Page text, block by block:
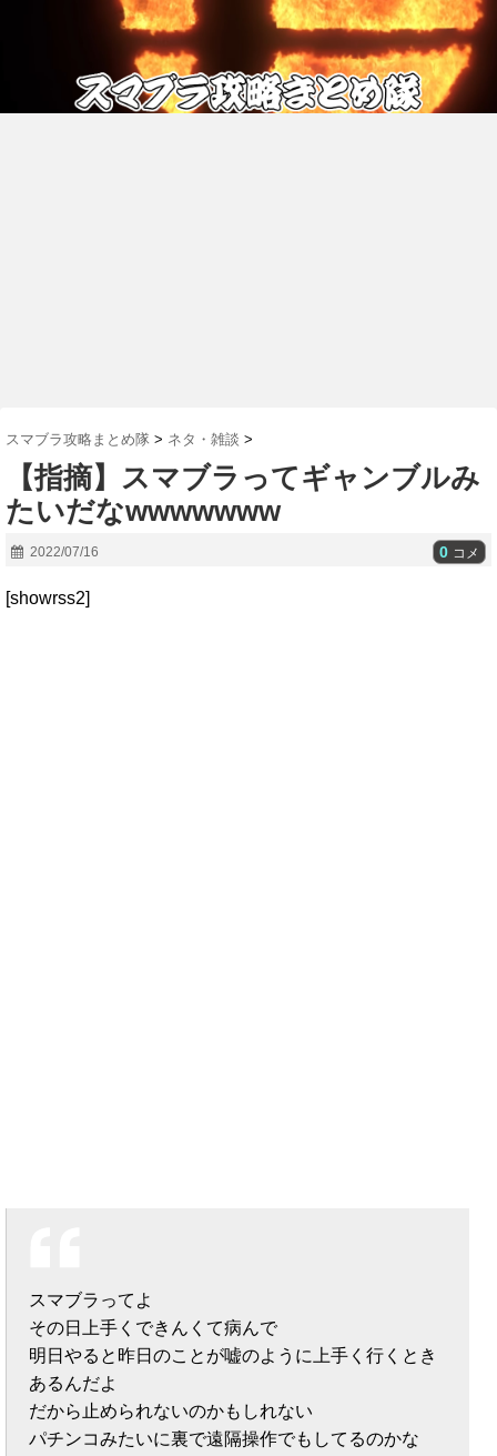
スマブラ攻略まとめ隊 > ネタ・雑談 >
【指摘】スマブラってギャンブルみ
たいだなwwwwwww
2022/07/16 0 コメ
[showrss2]
スマブラってよ
その日上手くできんくて病んで
明日やると昨日のことが嘘のように上手く行くとき
あるんだよ
だから止められないのかもしれない
パチンコみたいに裏で遠隔操作でもしてるのかな